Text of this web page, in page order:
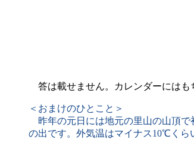
答は載せません。カレンダーにはも
＜おまけのひとこと＞
昨年の元日には地元の里山の山頂で
の出です。外気温はマイナス10℃くら